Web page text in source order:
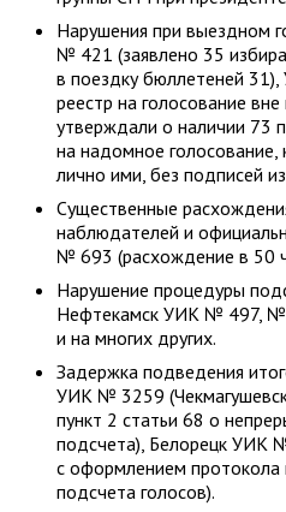
Нарушения при выездном
№ 421 (заявлено 35
в поездку бюллетеней
реестр на голосование
утверждали о наличии 73
на надомное
лично ими, без подписей
Существенные
наблюдателей и
№ 693 (расхождение в 50
Нарушение процедуры
Нефтекамск УИК № 497,
и на многих других.
Задержка подведения
УИК № 3259
пункт 2 статьи 68 о
подсчета), Белорецк УИК
с оформлением протокола
подсчета голосов).